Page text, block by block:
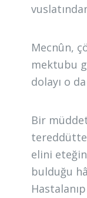
Mecnûn,
mektubu
dolayı o
Bir
elini
bulduğu